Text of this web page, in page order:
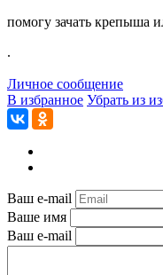
помогу зачать крепыша
.
Личное сообщение
В избранное Убрать из
Ваш e-mail
Ваше имя
Ваш e-mail